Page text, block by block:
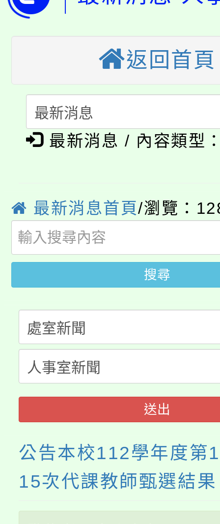
視費優惠，中低收入戶
者。
大園自造教育及科技
大溪自造教育及科技
份教師研習
淨零綠生活教案入校路
會
公告本校115學年度第
代理(課)教師甄選結果
「本色祭」8/29、30在
徵才活動。
YOUNG桃局內行報名
局官網。
8月14至27日，桃園電
開!
115年桃園市運動會8/
田徑場及游泳池舉行。
桃園市低收入戶享有免
半價優惠，詳情可洽有
者。
份教師增能研習
大溪自造教育及科技中
份教師研習
淨零綠生活教案入校路
會
返回首頁
最新消息 / 內容類型
最新消息首頁/瀏覽：
搜尋
送出
公告本校112學年度第
15次代課教師甄選結果